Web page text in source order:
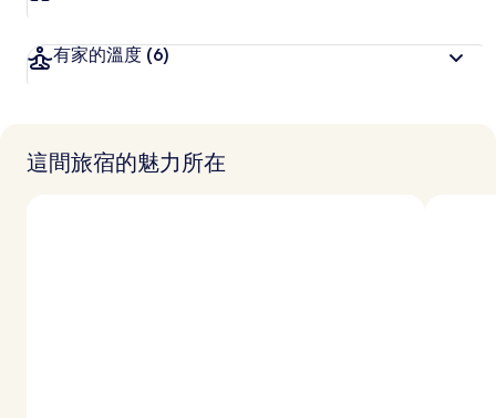
有家的溫度 (6)
這間旅宿的魅力所在